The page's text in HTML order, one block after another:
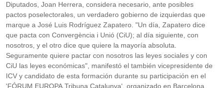
Diputados, Joan Herrera, considera necesario, ante posibles
pactos poselectorales, un verdadero gobierno de izquierdas que
marque a José Luis Rodríguez Zapatero. "Un día, Zapatero dice
que pacta con Convergència i Unió (CiU); al día siguiente, con
nosotros, y el otro dice que quiere la mayoría absoluta.
Seguramente quiere pactar con nosotros las leyes sociales y con
CiU las leyes económicas", manifestó el también vicepresidente de
ICV y candidato de esta formación durante su participación en el
'FÓRUM EUROPA.Tribuna Catalunya', organizado en Barcelona